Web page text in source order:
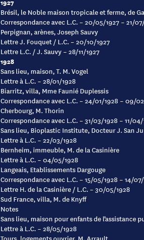
Brésil, le Noble maison tropicale et ferme, de
Correspondance avec L.C. – 20/05/1927 – 21/
Perpignan, arènes, Joseph Sauvy
Lettre J. Fouquet / L.C. – 20/10/1927
Lettre L.C. / J. Sauvy – 28/11/1927
1928
Sans lieu, maison, T. M. Vogel
Lettre à L.C. – 28/01/1928
Biarritz, villa, Mme Faunié Duplessis
Correspondance avec L.C. – 24/01/1928 – 09/
Cherbourg, M. Thorin
Correspondance avec L.C. – 31/03/1928 – 11/
Sans lieu, Bioplastic Institute, Docteur J. San
Lettre à L.C. – 22/03/1928
Bernheim, immeuble, M. de la Casinière
Lettre à L.C. – 04/05/1928
Langeais, Etablissements Dargouge
Correspondance avec L.C. – 15/05/1928 – 14/
Lettre H. de la Casinière / L.C. – 30/05/1928
Sud France, villa, M. de Knyff
Notes
Sans lieu, maison pour enfants de l’assistance
Lettre à L.C. – 28/05/1928
Tours, logements ouvrier, M. Arrault